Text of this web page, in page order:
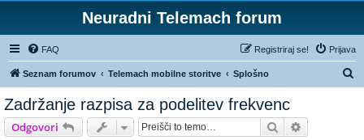
Neuradni Telemach forum
FAQ Prijava
Registriraj se!
Seznam forumov Telemach mobilne storitve Splošno
Zadržanje razpisa za podelitev frekvenc
Odgovori Iskanje